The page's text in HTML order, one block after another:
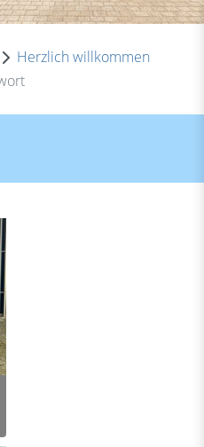
Herzlich willkommen